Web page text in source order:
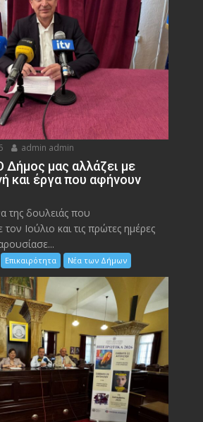
admin admin
μας αλλάζει με
και έργα που αφήνουν
της δουλειάς που
Ιούλιο και τις πρώτες ημέρες
Επικαιρότητα Νέα των Δήμων